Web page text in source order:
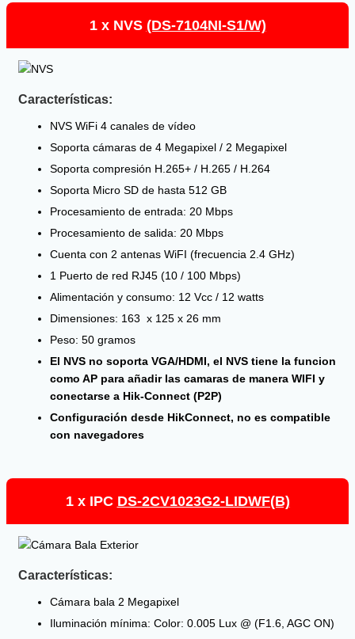
1 x NVS (DS-7104NI-S1/W)
Características:
NVS WiFi 4 canales de vídeo
Soporta cámaras de 4 Megapixel / 2 Megapixel
Soporta compresión H.265+ / H.265 / H.264
Soporta Micro SD de hasta 512 GB
Procesamiento de entrada: 20 Mbps
Procesamiento de salida: 20 Mbps
Cuenta con 2 antenas WiFI (frecuencia 2.4 GHz)
1 Puerto de red RJ45 (10 / 100 Mbps)
Alimentación y consumo: 12 Vcc / 12 watts
Dimensiones: 163 x 125 x 26 mm
Peso: 50 gramos
El NVS no soporta VGA/HDMI, el NVS tiene la funcion
como AP para añadir las camaras de manera WIFI y
conectarse a Hik-Connect (P2P)
Configuración desde HikConnect, no es compatible
con navegadores
1 x IPC DS-2CV1023G2-LIDWF(B)
Características:
Cámara bala 2 Megapixel
Iluminación mínima: Color: 0.005 Lux @ (F1.6, AGC ON)